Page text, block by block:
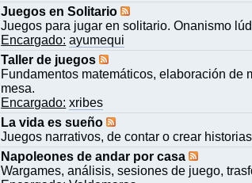
Juegos en Solitario
Juegos para jugar en solitario. Onanismo
Encargado: ayumequi
Taller de juegos
Fundamentos matemáticos, elaboración de
mesa.
Encargado: xribes
La vida es sueño
Juegos narrativos, de contar o crear
Napoleones de andar por casa
Wargames, análisis, sesiones de juego,